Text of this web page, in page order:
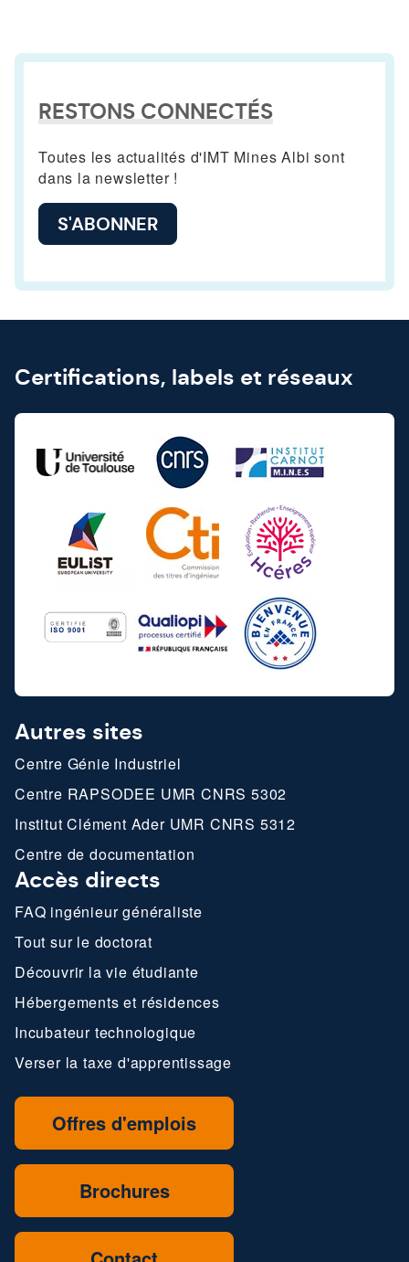
RESTONS CONNECTÉS
Toutes les actualités d'IMT Mines Albi sont
dans la newsletter !
S'ABONNER
Certifications, labels et réseaux
Autres sites
Centre Génie Industriel
Centre RAPSODEE UMR CNRS 5302
Institut Clément Ader UMR CNRS 5312
Centre de documentation
Accès directs
FAQ ingénieur généraliste
Tout sur le doctorat
Découvrir la vie étudiante
Hébergements et résidences
Incubateur technologique
Verser la taxe d'apprentissage
Offres d'emplois
Brochures